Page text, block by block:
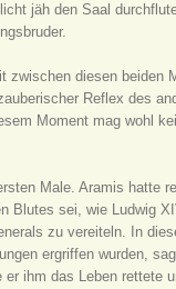
jäh den Saal
diesen beiden
Reflex des
Moment mag wohl
Male. Aramis hatte
Blutes sei, wie Ludwig
zu vereiteln. In
ergriffen wurden,
ihm das Leben rettete